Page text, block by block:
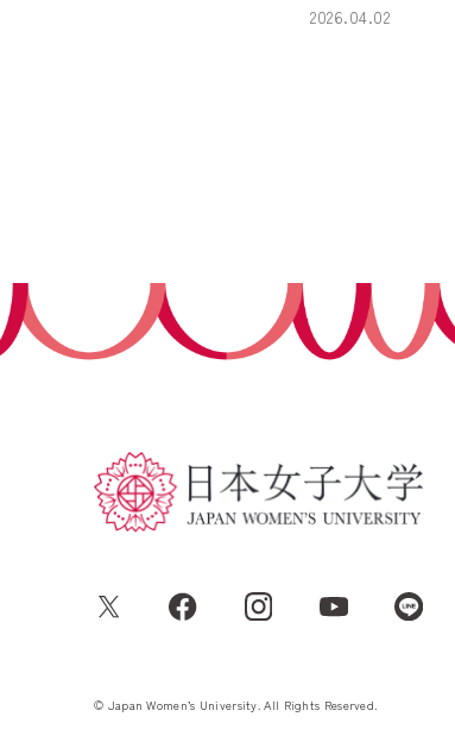
2026.04.02
© Japan Women’s University. All Rights Reserved.